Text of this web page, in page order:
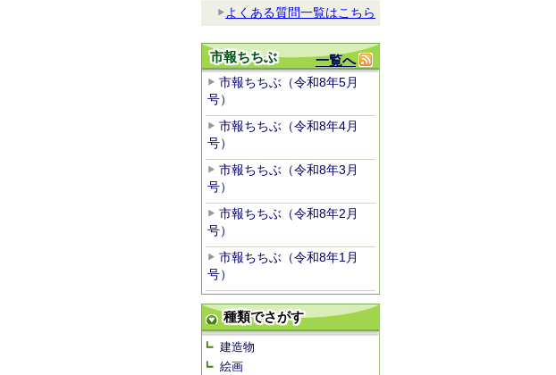
よくある質問一覧はこちら
一覧へ
市報ちちぶ
市報ちちぶ（令和8年5月
号）
市報ちちぶ（令和8年4月
号）
市報ちちぶ（令和8年3月
号）
市報ちちぶ（令和8年2月
号）
市報ちちぶ（令和8年1月
号）
種類でさがす
建造物
絵画